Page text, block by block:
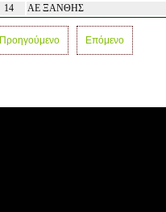
14
ΑΕ ΞΑΝΘΗΣ
Προηγούμενο Επόμενο